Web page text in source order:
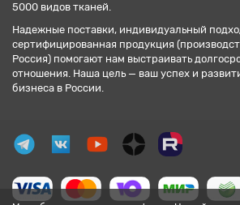
5000 видов тканей.
Надежные поставки, индивидуальный
сертифицированная продукция
Россия) помогают нам выстраивать
отношения. Наша цель — ваш успех и
бизнеса в России.